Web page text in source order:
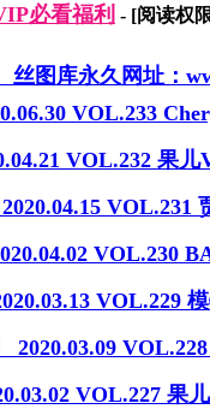
必看福利 - [阅读权
丝图库永久网址：
VOL.233
VOL.232 果儿
VOL.231
VOL.230
VOL.229
2020.03.09
VOL.227 果